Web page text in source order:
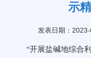
示
发表日期：
“开展盐碱地综合利